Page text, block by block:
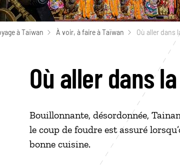
à Taïwan À voir, à faire à Taïwan Où aller dans
Où aller dans
Bouillonnante, désordonnée,
le coup de foudre est assuré
bonne cuisine.